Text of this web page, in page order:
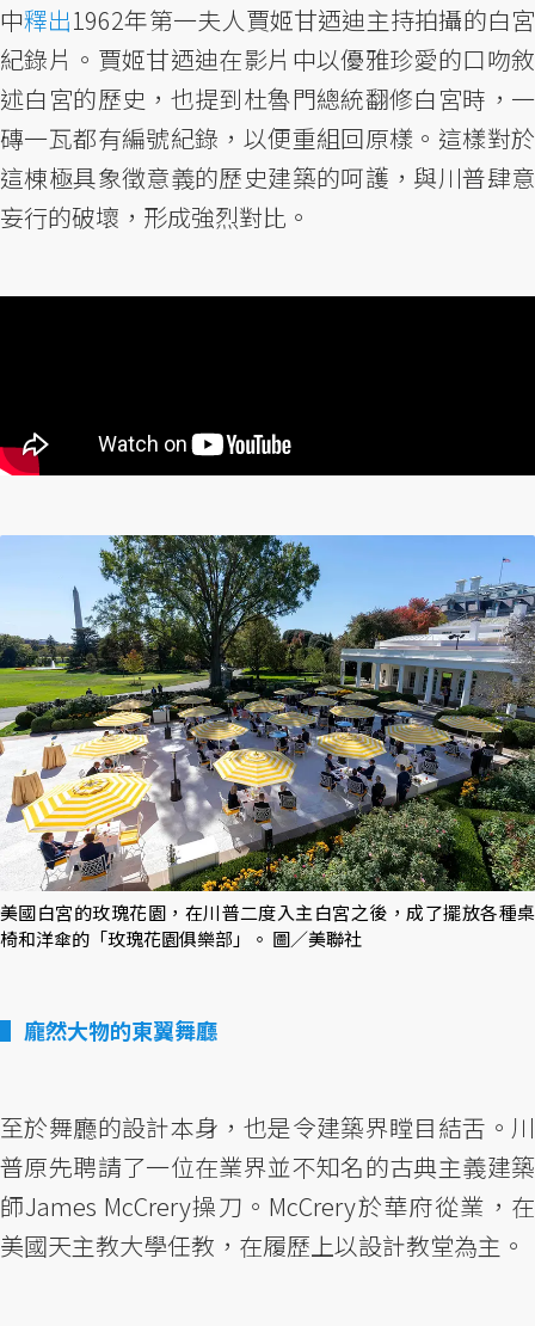
中釋出1962年第一夫人賈姬甘迺迪主持拍攝的白宮
紀錄片。賈姬甘迺迪在影片中以優雅珍愛的口吻敘
述白宮的歷史，也提到杜魯門總統翻修白宮時，一
磚一瓦都有編號紀錄，以便重組回原樣。這樣對於
這棟極具象徵意義的歷史建築的呵護，與川普肆意
妄行的破壞，形成強烈對比。
美國白宮的玫瑰花園，在川普二度入主白宮之後，成了擺放各種桌
椅和洋傘的「玫瑰花園俱樂部」。 圖／美聯社
龐然大物的東翼舞廳
至於舞廳的設計本身，也是令建築界瞠目結舌。川
普原先聘請了一位在業界並不知名的古典主義建築
師James McCrery操刀。McCrery於華府從業，在
美國天主教大學任教，在履歷上以設計教堂為主。